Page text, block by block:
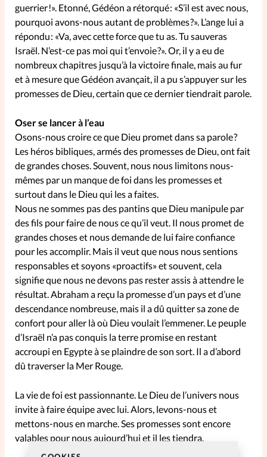
Changement d'adresse
Nous contacter
guerrier !». Etonné, Gédéon a rétorqué : «S’il est avec nous,
pourquoi avons-nous autant de problèmes ?». L’ange lui a
répondu : «Va, avec cette force que tu as. Tu sauveras
Israël. N’est-ce pas moi qui t’envoie ?». Or, il y a eu de
nombreux chapitres jusqu’à la victoire finale, mais au fur
et à mesure que Gédéon avançait, il a pu s’appuyer sur les
promesses de Dieu, certain que ce dernier tiendrait parole.
Oser se lancer à l’eau
Osons-nous croire ce que Dieu promet dans sa parole ?
Les héros bibliques, armés des promesses de Dieu, ont fait
de grandes choses. Souvent, nous nous limitons nous-
mêmes par un manque de foi dans les promesses et
surtout dans le Dieu qui les a faites.
Nous ne sommes pas des pantins que Dieu manipule par
des fils pour faire de nous ce qu’il veut. Il nous promet de
grandes choses et nous demande de lui faire confiance
pour les accomplir. Mais il veut que nous nous sentions
responsables et soyons «proactifs» et souvent, cela
signifie que nous ne devons pas rester assis à attendre le
résultat. Abraham a reçu la promesse d’un pays et d’une
descendance nombreuse, mais il a dû quitter sa zone de
confort pour aller là où Dieu voulait l’emmener. Le peuple
d’Israël n’a pas conquis la terre promise en restant
accroupi en Egypte à se plaindre de son sort. Il a d’abord
dû traverser la Mer Rouge.
La vie de foi est passionnante. Le Dieu de l’univers nous
invite à faire équipe avec lui. Alors, levons-nous et
mettons-nous en marche. Ses promesses sont encore
valables pour nous aujourd’hui et il les tiendra.